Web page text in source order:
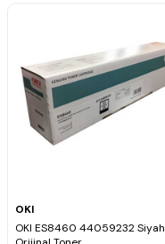
OKI
OKI ES8460 44059232 Siyah